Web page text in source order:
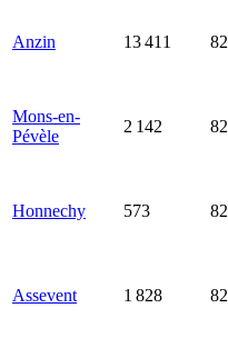
Anzin 13 411 82
Mons-en-
Pévèle
2 142 82
Honnechy 573 82
Assevent 1 828 82